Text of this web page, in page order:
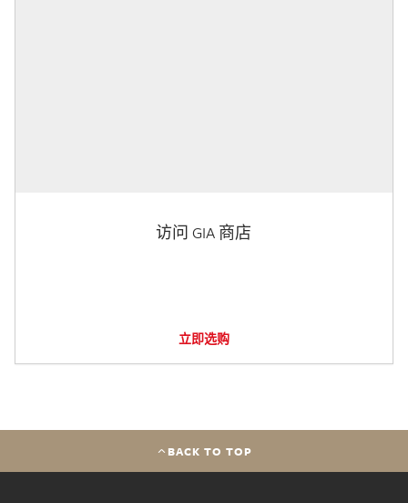
访问 GIA 商店
立即选购
BACK TO TOP